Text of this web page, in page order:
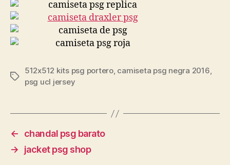
Etiquetas
512x512 kits psg portero, camiseta psg negra 2016,
psg ucl jersey
←
chandal psg barato
→
jacket psg shop